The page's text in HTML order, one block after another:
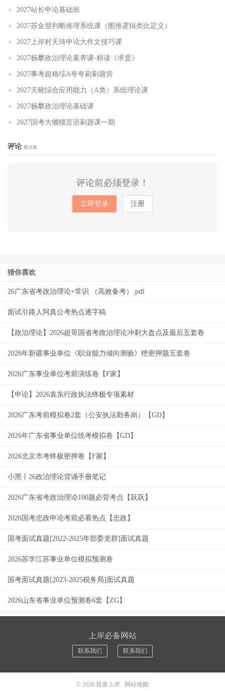
2027站长申论基础班
2027苏金朋判断推理系统课（图推逻辑类比定义）
2027上岸村天琦申论大作文技巧课
2027杨攀政治理论素养课-精读《求是》
2027事考超格综A夸夸刷刷题营
2027天晓综合应用能力（A类）系统理论课
2027杨攀政治理论基础课
2027国考大懒猫言语刷题课一期
评论 抢沙发
评论前必须登录！
立即登录 注册
猜你喜欢
26广东省考政治理论+常识 （高效备考）.pdf
面试引路人阿真公考热点逐字稿
【政治理论】2026超哥国省考政治理论冲刺大盘点及最后五套卷
2026年新疆事业单位《职业能力倾向测验》绝密押题五套卷
2026广东事业单位考前演练卷【F家】
【申论】2026袁东行政执法终极专项素材
2026广东考前模拟卷2套（公安执法勤务岗）【GD】
2026年广东省事业单位统考模拟卷【GD】
2026北京市考终极密押卷【F家】
小黑丨26政治理论背诵手册笔记
2026广东省考政治理论100题必背考点【跃跃】
2026国考忠政申论考前必看热点【忠政】
国考面试真题[2022-2025年部委党群]面试真题
2026苏学江苏事业单位模拟预测卷
国考面试真题[2023-2025税务局]面试真题
2026山东省事业单位预测卷6套【ZG】
上岸必备网站
联系我们 联系我们
© 2026 我要上岸 网站地图